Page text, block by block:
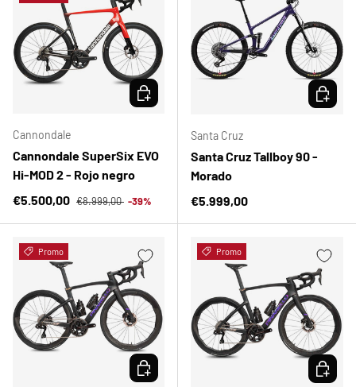
Cannondale
Cannondale SuperSix EVO
Hi-MOD 2 - Rojo negro
Precio de venta
€5.500,00 Precio normal
€8.999,00 -39%
ELEGIR OPCIONES
Santa Cruz
Santa Cruz Tallboy 90 -
Morado
Precio normal
€5.999,00
ELEGIR
Promo
ELEGIR OPCIONES
Promo
ELEGIR